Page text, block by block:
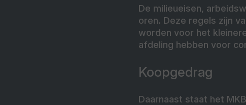
De milieueisen,
oren. Deze regels zijn
worden voor het
afdeling hebben voor
Koopgedrag
Daarnaast staat het